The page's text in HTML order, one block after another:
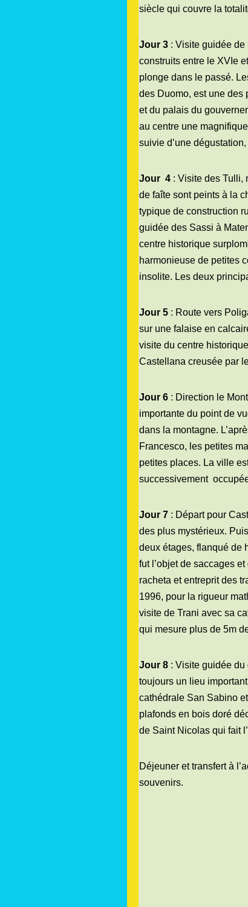
siècle qui couvre la
Jour 3 : Visite guidée
construits entre le XVIe
plonge dans le passé.
des Duomo, est une des
et du palais du
au centre une
suivie d’une
Jour 4 : Visite des Tulli,
de faîte sont peints à la
typique de construction
guidée des Sassi à
centre historique
harmonieuse de petites
insolite. Les deux
Jour 5 : Route vers
sur une falaise en
visite du centre
Castellana creusée par
Jour 6 : Direction le
importante du point de
dans la montagne.
Francesco, les petites
petites places. La ville
successivement
Jour 7 : Départ pour
des plus mystérieux.
deux étages, flanqué de
fut l’objet de saccages
racheta et entreprit des
1996, pour la rigueur
visite de Trani avec sa
qui mesure plus de 5m
Jour 8 : Visite guidée
toujours un lieu
cathédrale San Sabino
plafonds en bois doré
de Saint Nicolas qui fait
Déjeuner et transfert à
souvenirs.